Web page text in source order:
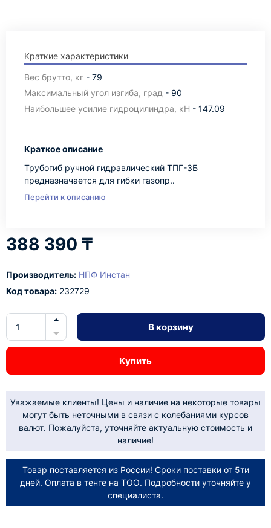
Краткие характеристики
Вес брутто, кг - 79
Максимальный угол изгиба, град - 90
Наибольшее усилие гидроцилиндра, кН - 147.09
Краткое описание
Трубогиб ручной гидравлический ТПГ-3Б
предназначается для гибки газопр..
Перейти к описанию
388 390 ₸
Производитель: НПФ Инстан
Код товара: 232729
В корзину
Купить
Уважаемые клиенты! Цены и наличие на некоторые товары
могут быть неточными в связи с колебаниями курсов
валют. Пожалуйста, уточняйте актуальную стоимость и
наличие!
Товар поставляется из России! Сроки поставки от 5ти
дней. Оплата в тенге на ТОО. Подробности уточняйте у
специалиста.